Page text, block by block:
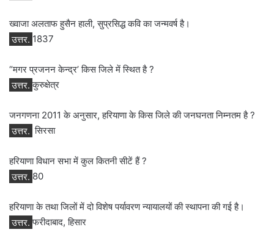
ख्वाजा अलताफ हुसैन हाली, सुप्रसिद्ध कवि का जन्मवर्ष है।
उत्तर. 1837
“मगर प्रजनन केन्द्र’ किस जिले में स्थित है ?
उत्तर. कुरुक्षेत्र
जनगणना 2011 के अनुसार, हरियाणा के किस जिले की जनघनता निम्नतम है ?
उत्तर. सिरसा
हरियाणा विधान सभा में कुल कितनी सीटें हैं ?
उत्तर. 80
हरियाणा के तथा जिलों में दो विशेष पर्यावरण न्यायालयों की स्थापना की गई है।
उत्तर. फरीदाबाद, हिसार